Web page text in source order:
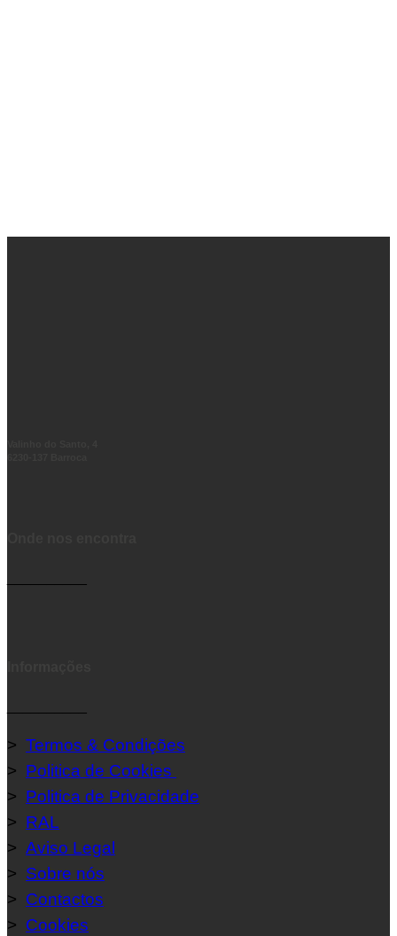
> Termos & Condições
> Politica de Cookies
> Politica de Privacidade
> RAL
> Aviso Legal
> Sobre nós
> Contactos
> Cookies